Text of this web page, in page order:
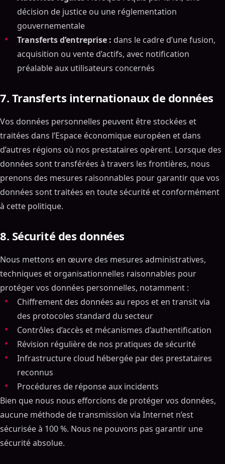
décision de justice ou une réglementation
gouvernementale
Transferts d’entreprise : dans le cadre d’une fusion,
acquisition ou vente d’actifs, avec notification
préalable aux utilisateurs concernés
7. Transferts internationaux de données
Vos données personnelles peuvent être stockées et
traitées dans l’Espace économique européen et dans
d’autres régions où nos prestataires opèrent. Lorsque des
données sont transférées à travers les frontières, nous
prenons des mesures raisonnables pour garantir que vos
données sont traitées en toute sécurité et conformément
à cette politique.
8. Sécurité des données
Nous mettons en œuvre des mesures administratives,
techniques et organisationnelles raisonnables pour
protéger vos données personnelles, notamment :
Chiffrement des données au repos et en transit via
des protocoles standard du secteur
Contrôles d’accès et mécanismes d’authentification
Révision régulière de nos pratiques de sécurité
Infrastructure cloud hébergée par des prestataires
reconnus
Procédures de réponse aux incidents
Bien que nous nous efforcions de protéger vos données,
aucune méthode de transmission via Internet n’est
sécurisée à 100 %. Nous ne pouvons pas garantir une
sécurité absolue.